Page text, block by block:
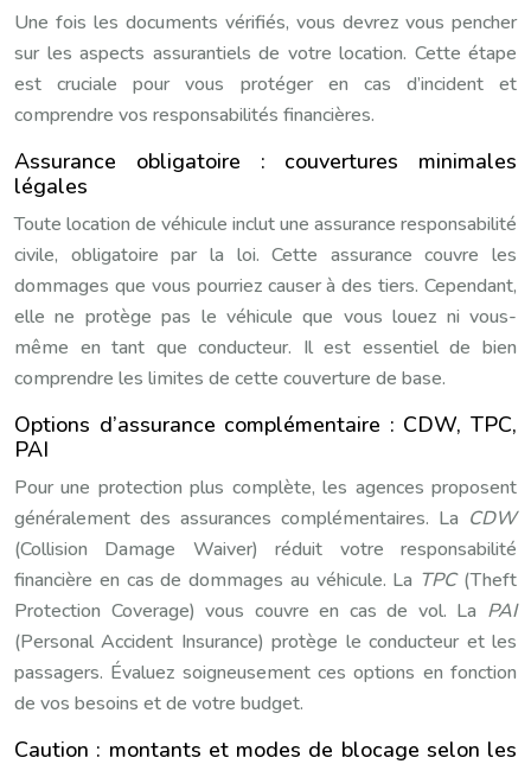
Une fois les documents vérifiés, vous devrez vous pencher
sur les aspects assurantiels de votre location. Cette étape
est cruciale pour vous protéger en cas d’incident et
comprendre vos responsabilités financières.
Assurance obligatoire : couvertures minimales
légales
Toute location de véhicule inclut une assurance responsabilité
civile, obligatoire par la loi. Cette assurance couvre les
dommages que vous pourriez causer à des tiers. Cependant,
elle ne protège pas le véhicule que vous louez ni vous-
même en tant que conducteur. Il est essentiel de bien
comprendre les limites de cette couverture de base.
Options d’assurance complémentaire : CDW, TPC,
PAI
Pour une protection plus complète, les agences proposent
généralement des assurances complémentaires. La CDW
(Collision Damage Waiver) réduit votre responsabilité
financière en cas de dommages au véhicule. La TPC (Theft
Protection Coverage) vous couvre en cas de vol. La PAI
(Personal Accident Insurance) protège le conducteur et les
passagers. Évaluez soigneusement ces options en fonction
de vos besoins et de votre budget.
Caution : montants et modes de blocage selon les